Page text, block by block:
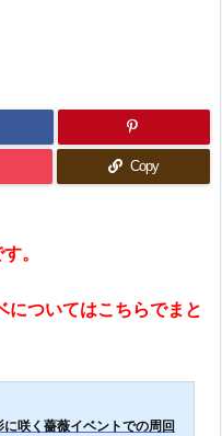
Copy
。
ついてはこちらでまと
咲く薔薇イベントでの周回